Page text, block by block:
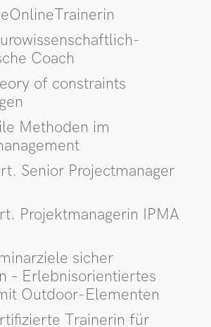
Coach
of constraints
Methoden im
Senior Projectmanager
Projektmanagerin IPMA
sicher
– Erlebnis­orientiertes
Outdoor-Elementen
Trainerin für